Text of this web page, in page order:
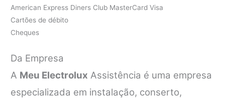
American Express Diners Club MasterCard Visa
Cartões de débito
Cheques
Da Empresa
A Meu Electrolux Assistência é uma empresa
especializada em instalação, conserto,